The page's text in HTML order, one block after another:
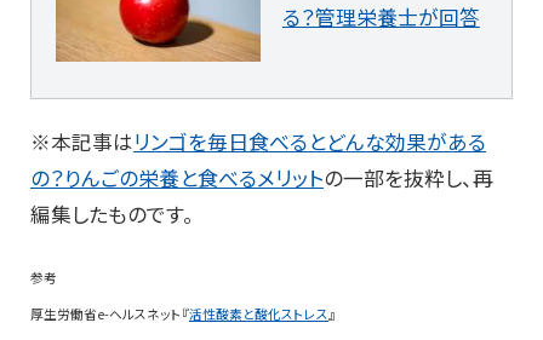
る？管理栄養士が回答
※本記事はリンゴを毎日食べるとどんな効果がある
の？りんごの栄養と食べるメリットの一部を抜粋し、再
編集したものです。
参考
厚生労働省e-ヘルスネット『活性酸素と酸化ストレス』